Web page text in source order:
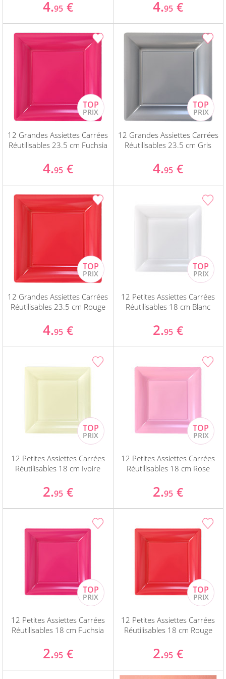
4.95 € 4.95 €
12 Grandes Assiettes Carrées
Réutilisables 23.5 cm Fuchsia
4.95 €
12 Grandes Assiettes Carrées
Réutilisables 23.5 cm Gris
4.95 €
12 Grandes Assiettes Carrées
Réutilisables 23.5 cm Rouge
4.95 €
12 Petites Assiettes Carrées
Réutilisables 18 cm Blanc
2.95 €
12 Petites Assiettes Carrées
Réutilisables 18 cm Ivoire
2.95 €
12 Petites Assiettes Carrées
Réutilisables 18 cm Rose
2.95 €
12 Petites Assiettes Carrées
Réutilisables 18 cm Fuchsia
2.95 €
12 Petites Assiettes Carrées
Réutilisables 18 cm Rouge
2.95 €